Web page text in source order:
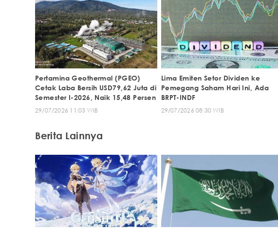
Pertamina Geothermal (PGEO)
Cetak Laba Bersih USD79,62 Juta di
Semester I-2026, Naik 15,48 Persen
29/07/2026 11:03 WIB
Lima Emiten Setor Dividen ke
Pemegang Saham Hari Ini, Ada
BRPT-INDF
29/07/2026 08:30 WIB
Berita Lainnya